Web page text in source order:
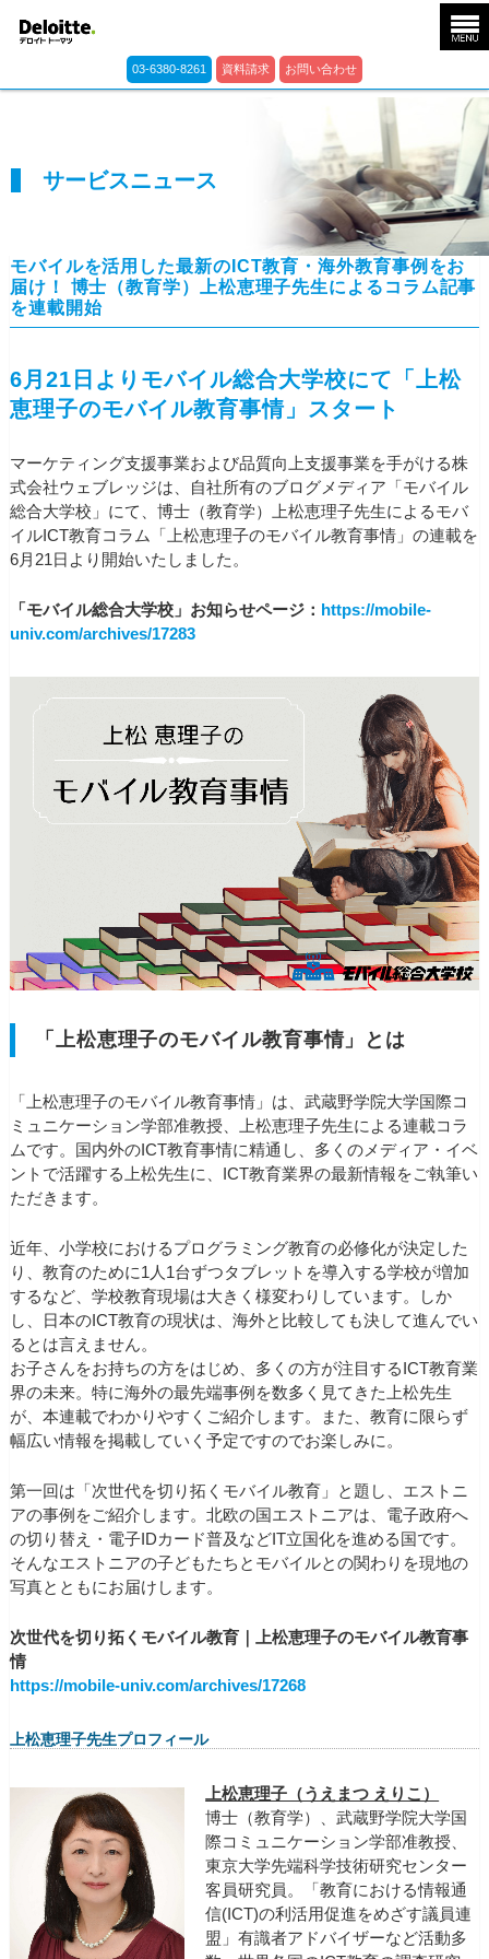
03-6380-8261 資料請求 お問い合わせ
サービスニュース
モバイルを活用した最新のICT教育・海外教育事例をお
届け！ 博士（教育学）上松恵理子先生によるコラム記事
を連載開始
6月21日よりモバイル総合大学校にて「上松
恵理子のモバイル教育事情」スタート
マーケティング支援事業および品質向上支援事業を手がける株
式会社ウェブレッジは、自社所有のブログメディア「モバイル
総合大学校」にて、博士（教育学）上松恵理子先生によるモバ
イルICT教育コラム「上松恵理子のモバイル教育事情」の連載を
6月21日より開始いたしました。
「モバイル総合大学校」お知らせページ： https://mobile-
univ.com/archives/17283
「上松恵理子のモバイル教育事情」とは
「上松恵理子のモバイル教育事情」は、武蔵野学院大学国際コ
ミュニケーション学部准教授、上松恵理子先生による連載コラ
ムです。国内外のICT教育事情に精通し、多くのメディア・イベ
ントで活躍する上松先生に、ICT教育業界の最新情報をご執筆い
ただきます。
近年、小学校におけるプログラミング教育の必修化が決定した
り、教育のために1人1台ずつタブレットを導入する学校が増加
するなど、学校教育現場は大きく様変わりしています。しか
し、日本のICT教育の現状は、海外と比較しても決して進んでい
るとは言えません。
お子さんをお持ちの方をはじめ、多くの方が注目するICT教育業
界の未来。特に海外の最先端事例を数多く見てきた上松先生
が、本連載でわかりやすくご紹介します。また、教育に限らず
幅広い情報を掲載していく予定ですのでお楽しみに。
第一回は「次世代を切り拓くモバイル教育」と題し、エストニ
アの事例をご紹介します。北欧の国エストニアは、電子政府へ
の切り替え・電子IDカード普及などIT立国化を進める国です。
そんなエストニアの子どもたちとモバイルとの関わりを現地の
写真とともにお届けします。
次世代を切り拓くモバイル教育｜上松恵理子のモバイル教育事
情
https://mobile-univ.com/archives/17268
上松恵理子先生プロフィール
上松恵理子（うえまつ えりこ）
博士（教育学）、武蔵野学院大学国
際コミュニケーション学部准教授、
東京大学先端科学技術研究センター
客員研究員。「教育における情報通
信(ICT)の利活用促進をめざす議員連
盟」有識者アドバイザーなど活動多